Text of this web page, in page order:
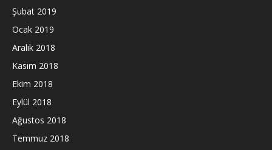
Şubat 2019
Ocak 2019
Aralık 2018
Kasım 2018
Ekim 2018
Eylül 2018
Ağustos 2018
Temmuz 2018